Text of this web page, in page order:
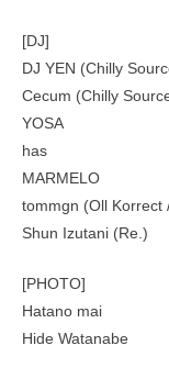
[DJ]
DJ YEN (Chilly
Cecum (Chilly
YOSA
has
MARMELO
tommgn (Oll Korrect
Shun Izutani (Re.)
[PHOTO]
Hatano mai
Hide Watanabe